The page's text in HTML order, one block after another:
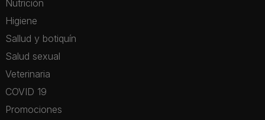
Nutrición
Higiene
Sallud y botiquín
Salud sexual
Veterinaria
COVID 19
Promociones